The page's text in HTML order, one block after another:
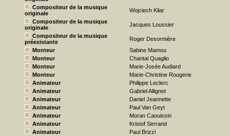
Compositeur de la musique
originale
Wojciech Kilar
Compositeur de la musique
originale
Jacques Loussier
Compositeur de la musique
préexistante
Roger Desormière
Monteur
Sabine Mamou
Monteur
Chantal Quaglio
Monteur
Marie-Josée Audiard
Monteur
Marie-Christine Rougerie
Animateur
Philippe Leclerc
Animateur
Gabriel Allignet
Animateur
Daniel Jeannette
Animateur
Paul Van Geyt
Animateur
Moran Caouissin
Animateur
Kristof Serrand
Animateur
Paul Brizzi